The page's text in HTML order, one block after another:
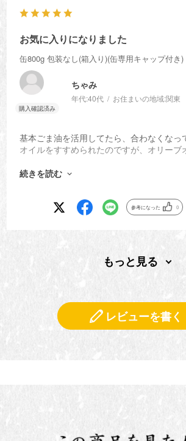
お気に入りになりました
缶800g 包装なし(箱入り)(缶専用キャップ付き)
ちゃみ
年代:40代 お住まいの地域:関東
基本ごま油を活用してたら、合わなくなっ
オイルをすすめられたのですが、オリーブ
揚げ物も美味しいし、素晴らしいの見つけ
続きを読む
参考になった 0
もっと見る
レビューを書く